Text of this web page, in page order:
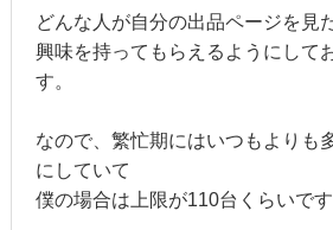
どんな人が自分の出品ページを見
興味を持ってもらえるようにして
す。
なので、繁忙期にはいつもよりも
にしていて
僕の場合は上限が110台くらいで